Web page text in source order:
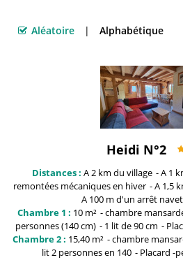
Aléatoire Alphabétique
Heidi N°2
Distances : A 2 km du village A 1
remontées mécaniques en hiver
A 1,5
A 100 m d'un arrêt
Chambre 1 : 10 m² chambre
personnes (140 cm)
1 litde 90 cm
Chambre 2 : 15,40 m² chambre
lit 2 personnesen 140 Placard -